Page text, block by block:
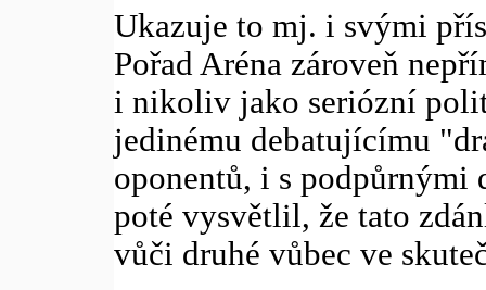
Ukazuje to mj. i svými
Pořad Aréna zároveň
i nikoliv jako seriózní
jedinému debatujícímu
oponentů, i s podpůrnými
poté vysvětlil, že tato
vůči druhé vůbec ve